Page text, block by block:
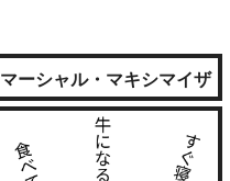
マーシャル・マキシマイザ
ー（続きが気になる人は❤
を押してね）